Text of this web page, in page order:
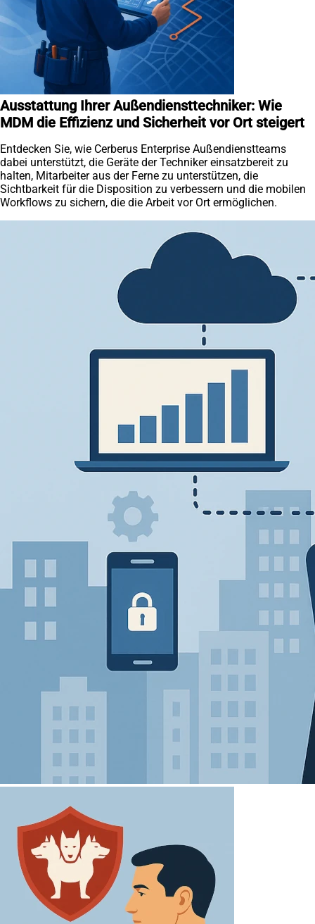
Ausstattung Ihrer Außendiensttechniker: Wie
MDM die Effizienz und Sicherheit vor Ort steigert
Entdecken Sie, wie Cerberus Enterprise Außendienstteams
dabei unterstützt, die Geräte der Techniker einsatzbereit zu
halten, Mitarbeiter aus der Ferne zu unterstützen, die
Sichtbarkeit für die Disposition zu verbessern und die mobilen
Workflows zu sichern, die die Arbeit vor Ort ermöglichen.